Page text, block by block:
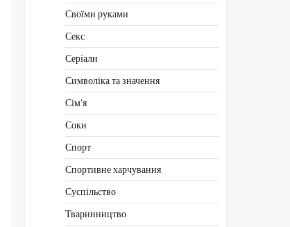
Своїми руками
Секс
Серіали
Символіка та значення
Сім’я
Соки
Спорт
Спортивне харчування
Суспільство
Тваринництво